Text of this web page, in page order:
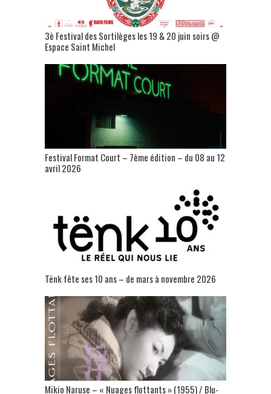
3è Festival des Sortilèges les 19 & 20 juin soirs @
Espace Saint Michel
Festival Format Court – 7ème édition – du 08 au 12
avril 2026
Tënk fête ses 10 ans – de mars à novembre 2026
Mikio Naruse – « Nuages flottants » (1955) / Blu-